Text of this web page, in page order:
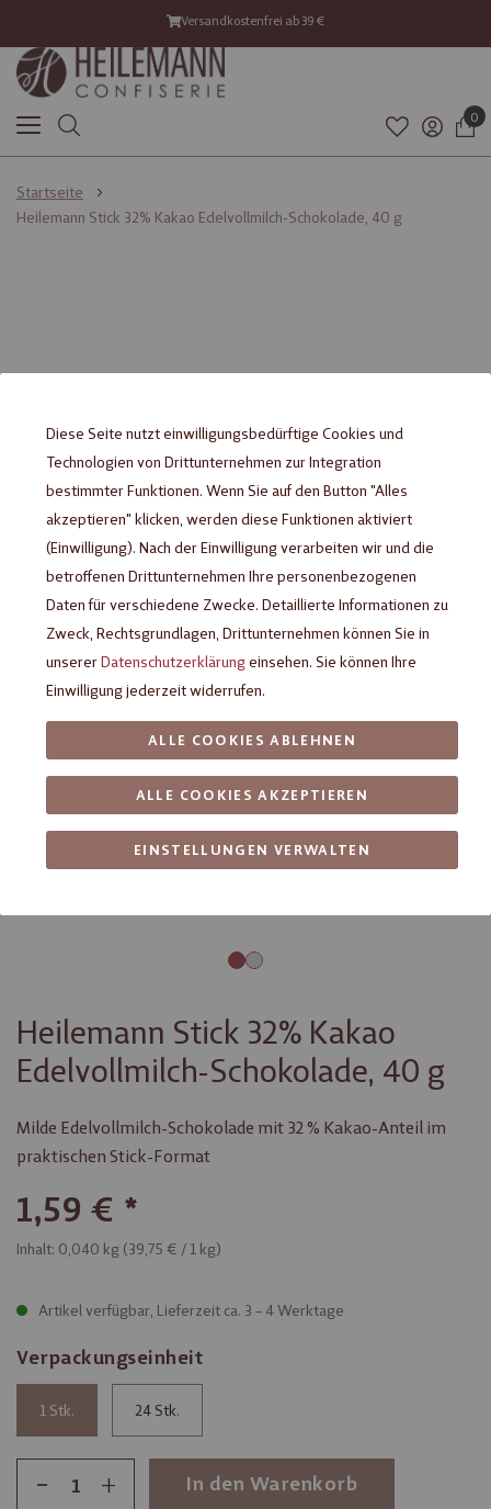
Versandkostenfrei ab 39 €
0
Startseite
Heilemann Stick 32% Kakao Edelvollmilch-Schokolade, 40 g
Heilemann Stick 32% Kakao
Edelvollmilch-Schokolade, 40 g
1,59 €
Milde Edelvollmilch-Schokolade mit 32 % Kakao-Anteil im
praktischen Stick-Format
Inhalt: 0,040 kg (39,75 € / 1 kg)
Artikel verfügbar, Lieferzeit ca. 3 – 4 Werktage
Verpackungseinheit
1 24
- + In den Warenkorb
Diese Seite nutzt einwilligungsbedürftige Cookies und
Technologien von Drittunternehmen zur Integration
bestimmter Funktionen. Wenn Sie auf den Button "Alles
akzeptieren" klicken, werden diese Funktionen aktiviert
(Einwilligung). Nach der Einwilligung verarbeiten wir und die
betroffenen Drittunternehmen Ihre personenbezogenen
Daten für verschiedene Zwecke. Detaillierte Informationen zu
Zweck, Rechtsgrundlagen, Drittunternehmen können Sie in
unsererDatenschutzerklärungeinsehen. Sie können Ihre
Einwilligung jederzeit widerrufen.
EINSTELLUNGEN VERWALTEN
ALLE COOKIES AKZEPTIEREN
ALLE COOKIES ABLEHNEN